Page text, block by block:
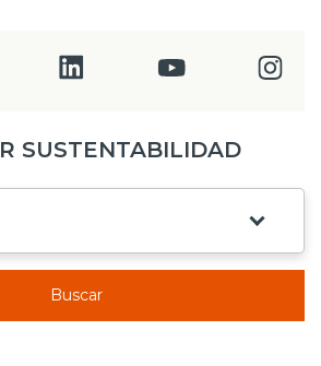
SUSTENTABILIDAD
Buscar